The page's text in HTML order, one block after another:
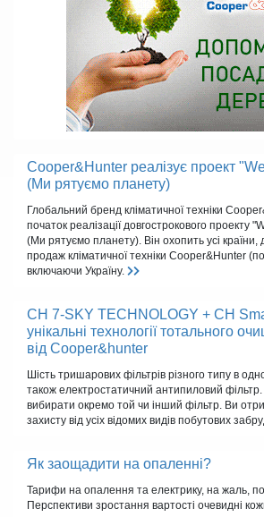
Cooper&Hunter реалізує проект
(Ми рятуємо планету)
Глобальний бренд кліматичної техніки
початок реалізації довгострокового проекту
(Ми рятуємо планету). Він охопить усі країни,
продаж кліматичної техніки Cooper&Hunter
включаючи Україну.
CH 7-SKY TECHNOLOGY + CH
унікальні технології тотального
від Cooper&hunter
Шість тришарових фільтрів різного типу в
також електростатичний антипиловий
вибирати окремо той чи інший фільтр. Ви
захисту від усіх відомих видів побутових
Як заощадити на опаленні?
Тарифи на опалення та електрику, на жаль,
Перспективи зростання вартості очевидні